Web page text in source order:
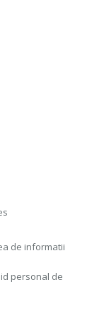
de informatii
personal de